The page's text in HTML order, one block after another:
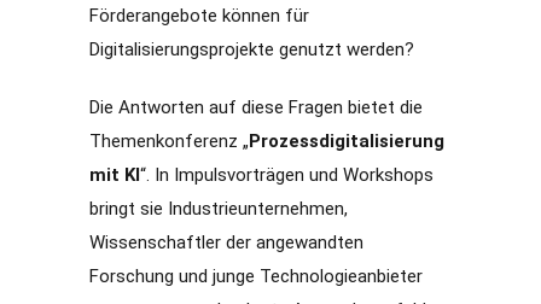
Förderangebote können für
Digitalisierungsprojekte genutzt werden?
Die Antworten auf diese Fragen bietet die
Themenkonferenz „Prozessdigitalisierung
mit KI“. In Impulsvorträgen und Workshops
bringt sie Industrieunternehmen,
Wissenschaftler der angewandten
Forschung und junge Technologieanbieter